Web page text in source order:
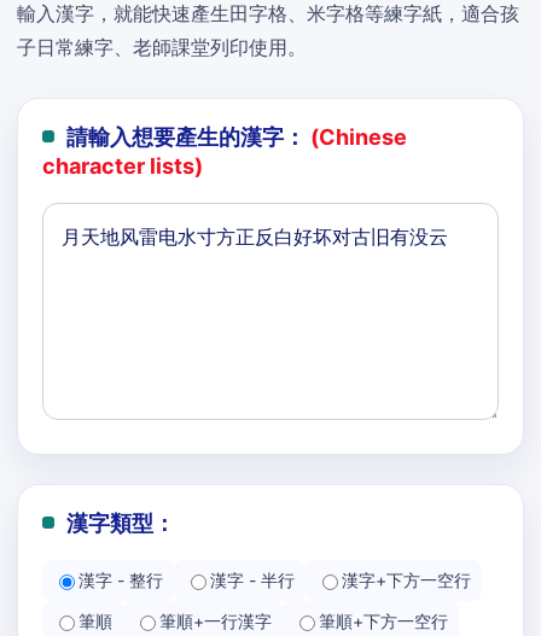
輸入漢字，就能快速產生田字格、米字格等練字紙，適合孩
子日常練字、老師課堂列印使用。
請輸入想要產生的漢字： (Chinese
character lists)
漢字類型：
漢字 - 整行 漢字 - 半行
漢字+下方一空行
筆順
筆順+一行漢字
筆順+下方一空行